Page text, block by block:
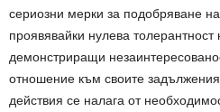
сериозни мерки за подобряване
проявявайки нулева толерантност
демонстриращи
отношение към своите
действия се налага от